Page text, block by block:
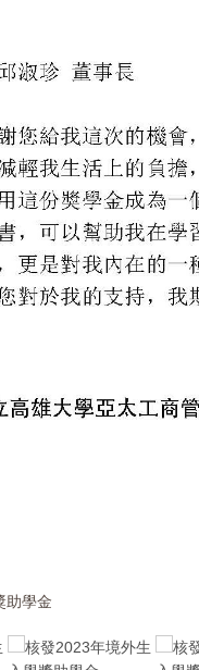
助學金
外生入學獎助學金
外生入學獎助學金
生入學獎助學金-1